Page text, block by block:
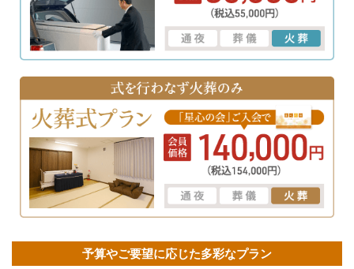
予算やご要望に応じた多彩なプラン